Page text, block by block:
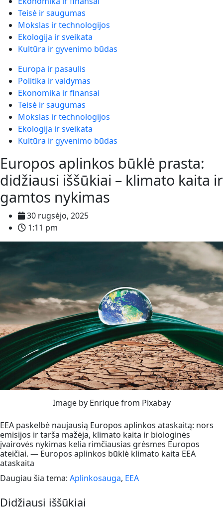
Teisė ir saugumas
Mokslas ir technologijos
Ekologija ir sveikata
Kultūra ir gyvenimo būdas
Europa ir pasaulis
Politika ir valdymas
Ekonomika ir finansai
Teisė ir saugumas
Mokslas ir technologijos
Ekologija ir sveikata
Kultūra ir gyvenimo būdas
Europos aplinkos būklė prasta:
didžiausi iššūkiai – klimato kaita ir
gamtos nykimas
30 rugsėjo, 2025
1:11 pm
Image by Enrique from Pixabay
EEA paskelbė naujausią Europos aplinkos ataskaitą: nors
emisijos ir tarša mažėja, klimato kaita ir biologinės
įvairovės nykimas kelia rimčiausias grėsmes Europos
ateičiai. — Europos aplinkos būklė klimato kaita EEA
ataskaita
Daugiau šia tema: Aplinkosauga, EEA
Didžiausi iššūkiai